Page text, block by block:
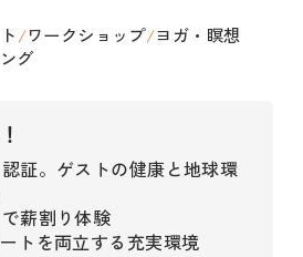
/ワークショップ/ヨガ・瞑想
グ
認証。ゲストの健康と地球環
で薪割り体験
トを両立する充実環境